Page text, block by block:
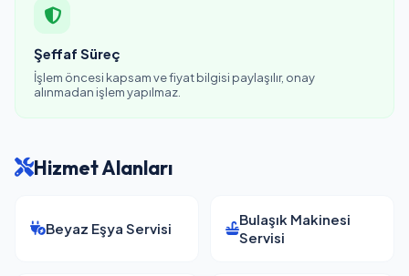
Şeffaf Süreç
İşlem öncesi kapsam ve fiyat bilgisi paylaşılır, onay
alınmadan işlem yapılmaz.
Hizmet Alanları
Beyaz Eşya Servisi
Bulaşık Makinesi
Servisi